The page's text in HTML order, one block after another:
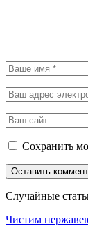
Сохранить
Случайные
Чистим